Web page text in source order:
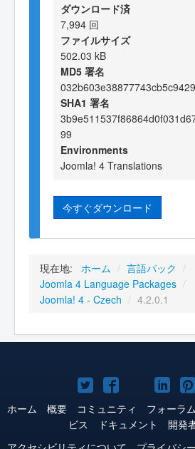
ダウンロード済
7,994 回
ファイルサイズ
502.03 kB
MD5 署名
SHA1 署名
99
Environments
Joomla! 4 Translations
今すぐダウンロード
現在地: ホーム / 言語パック /
Joomla 4 Language Packages /
Joomla! 4 - Czech / 4.2.0.1
Joomla!
Twitter
Joomla!
Facebook
Joomla!
YouTube
ホーム 概要 コミュニティ フォーラム
ビス
ドキュメント 開発